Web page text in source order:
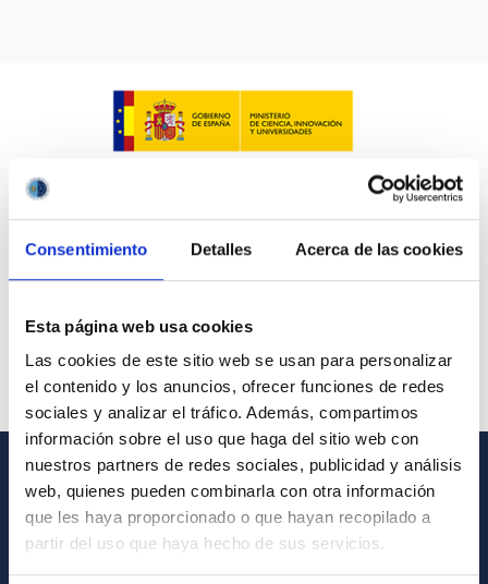
Consentimiento Detalles Acerca de las cookies
Esta página web usa cookies
Las cookies de este sitio web se usan para personalizar
el contenido y los anuncios, ofrecer funciones de redes
sociales y analizar el tráfico. Además, compartimos
información sobre el uso que haga del sitio web con
nuestros partners de redes sociales, publicidad y análisis
web, quienes pueden combinarla con otra información
que les haya proporcionado o que hayan recopilado a
partir del uso que haya hecho de sus servicios.
GENERAL INFORMATION
Contact
How to get to the IAC